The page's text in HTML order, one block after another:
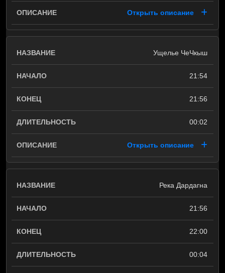
Открыть описание
Ущелье ЧеЧкыш
21:54
21:56
00:02
Открыть описание
Река Дардагна
21:56
22:00
00:04